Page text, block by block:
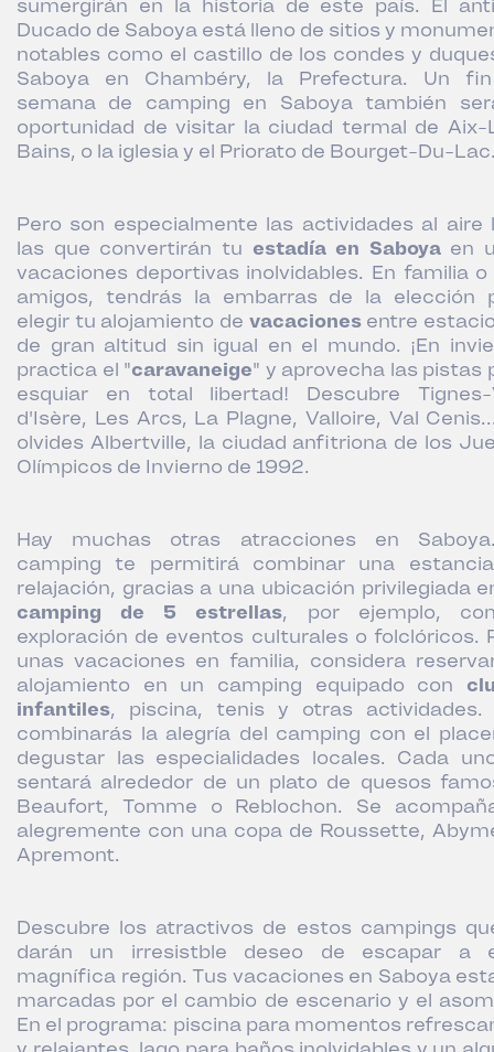
sumergirán en la historia de este país. El
Ducado de Saboya está lleno de sitios y
notables como el castillo de los condes y
Saboya en Chambéry, la Prefectura. Un
semana de camping en Saboya también
oportunidad de visitar la ciudad termal de Aix-
Bains, o la iglesia y el Priorato de Bourget-Du-
Pero son especialmente las actividades al aire
las que convertirán tu estadía en Saboyaen
vacaciones deportivas inolvidables. En familia o
amigos, tendrás la embarras de la elección
elegir tu alojamiento de vacacionesentre
de gran altitud sin igual en el mundo. ¡En
practica el "caravaneige" y aprovecha las pistas
esquiar en total libertad! Descubre Tignes-
d'Isère, Les Arcs, La Plagne, Valloire, Val
olvides Albertville, la ciudad anfitriona de los
Olímpicos de Invierno de 1992.
Hay muchas otras atracciones en
camping te permitirá combinar una
relajación, gracias a una ubicación privilegiada
camping de 5 estrellas, por ejemplo,
exploración de eventos culturales o folclóricos.
unas vacaciones en familia, considera
alojamiento en un camping equipado con
infantiles, piscina, tenis y otras actividades.
combinarás la alegría del camping con el
degustar las especialidades locales. Cada
sentará alrededor de un plato de quesos
Beaufort, Tomme o Reblochon. Se
alegremente con una copa de Roussette,
Apremont.
Descubre los atractivos de estos campings
darán un irresistble deseo de escapar a
magnífica región. Tus vacaciones en Saboya
marcadas por el cambio de escenario y el
En el programa: piscina para momentos